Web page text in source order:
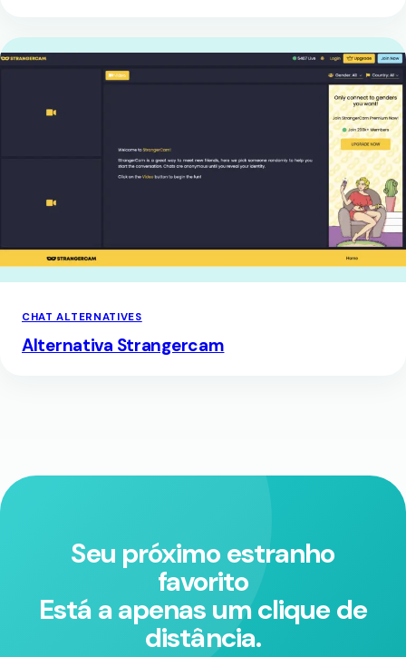
CHAT ALTERNATIVES
Alternativa Strangercam
Seu próximo estranho
favorito
Está a apenas um clique de
distância.